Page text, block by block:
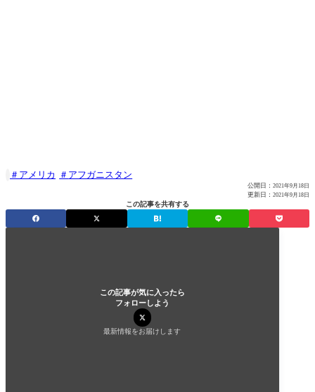
アメリカ アフガニスタン
公開日： 2021年9月18日
更新日： 2021年9月18日
この記事を共有する
この記事が気に入ったら
フォローしよう
最新情報をお届けします